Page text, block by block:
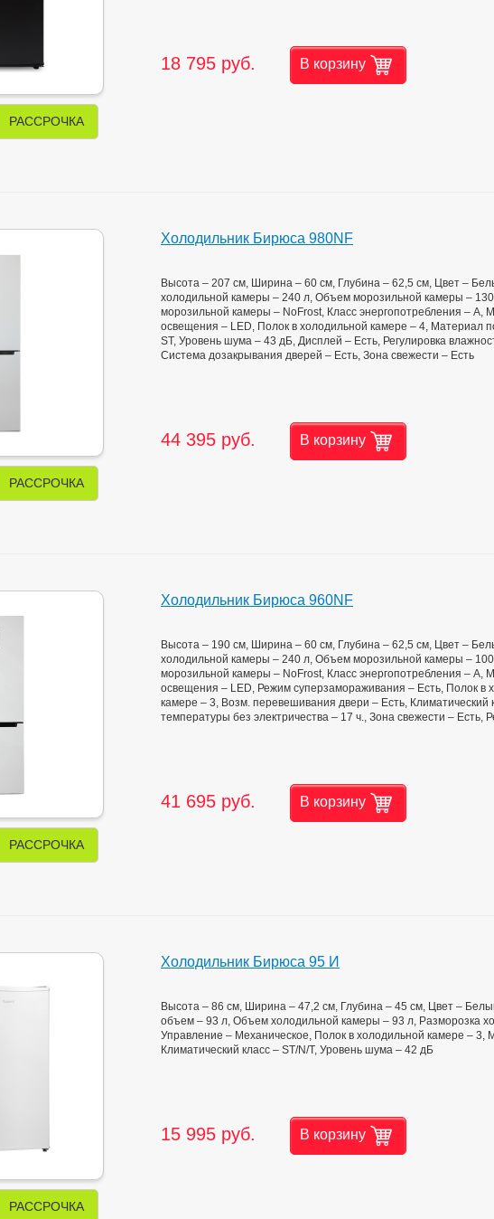
РАССРОЧКА
18 795 руб. В корзину
РАССРОЧКА
Холодильник Бирюса 980NF
Высота – 207 см, Ширина – 60 см, Глубина – 62,5 см, Цвет –
холодильной камеры – 240 л, Объем морозильной камеры –
морозильной камеры – NoFrost, Класс энергопотребления – А,
освещения – LED, Полок в холодильной камере – 4, Материал
ST, Уровень шума – 43 дБ, Дисплей – Есть, Регулировка
Система дозакрывания дверей – Есть, Зона свежести – Есть
44 395 руб. В корзину
РАССРОЧКА
Холодильник Бирюса 960NF
Высота – 190 см, Ширина – 60 см, Глубина – 62,5 см, Цвет –
холодильной камеры – 240 л, Объем морозильной камеры –
морозильной камеры – NoFrost, Класс энергопотребления – А,
освещения – LED, Режим суперзамораживания – Есть, Полок
камере – 3, Возм. перевешивания двери – Есть,
температуры без электричества – 17 ч., Зона свежести – Есть,
41 695 руб. В корзину
РАССРОЧКА
Холодильник Бирюса 95 И
Высота – 86 см, Ширина – 47,2 см, Глубина – 45 см, Цвет –
объем – 93 л, Объем холодильной камеры – 93 л, Разморозка
Управление – Механическое, Полок в холодильной камере –
Климатический класс – ST/N/T, Уровень шума – 42 дБ
15 995 руб. В корзину